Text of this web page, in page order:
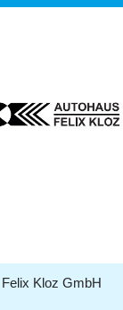
Felix Kloz GmbH
Felix Kloz GmbH